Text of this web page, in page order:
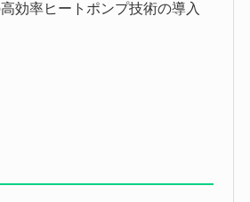
効率ヒートポンプ技術の導入